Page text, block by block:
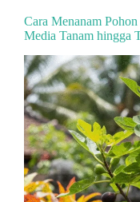
Cara Menanam
Media Tanam hingga